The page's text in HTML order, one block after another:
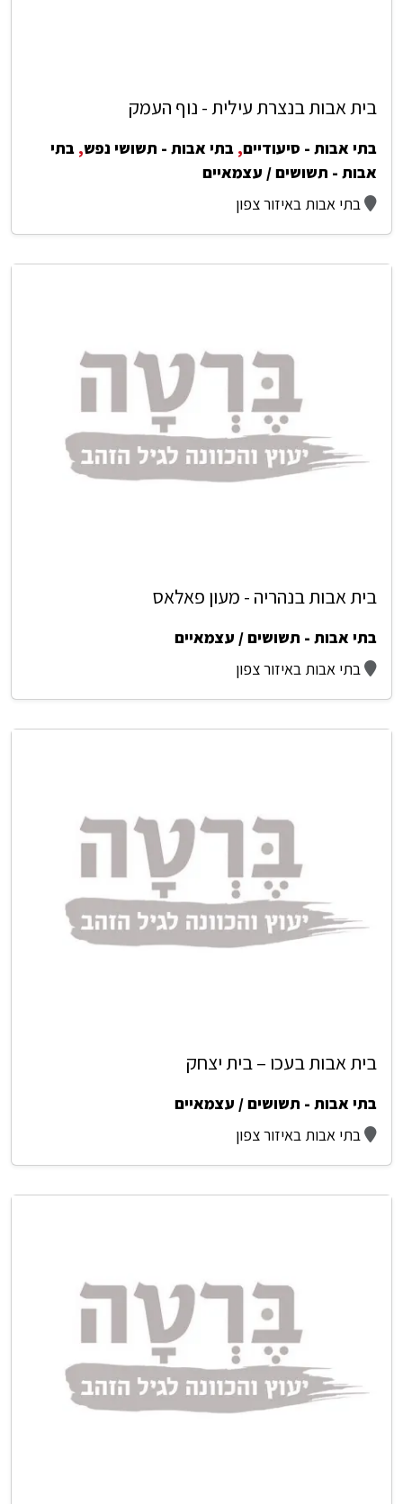
בית אבות בנצרת עילית - נוף העמק
בתי אבות - סיעודיים, בתי אבות - תשושי נפש, בתי
אבות - תשושים / עצמאיים
בתי אבות באיזור צפון
בית אבות בנהריה - מעון פאלאס
בתי אבות - תשושים / עצמאיים
בתי אבות באיזור צפון
בית אבות בעכו – בית יצחק
בתי אבות - תשושים / עצמאיים
בתי אבות באיזור צפון